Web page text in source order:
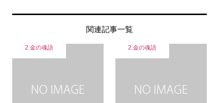
関連記事一覧
2.金の魂語 2.金の魂語